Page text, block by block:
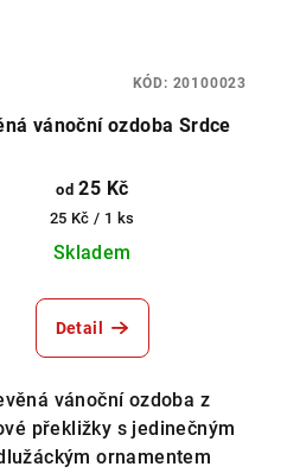
vánoční ozdoba Srdce
od25 Kč
Měrná
cena:
25 Kč / 1 ks
Skladem
Detail
vánoční ozdoba z
překližky s jedinečným
ornamentem
KÓD: 20100023